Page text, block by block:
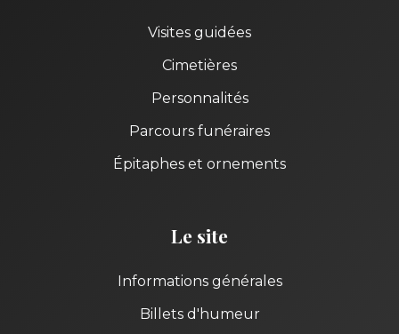
Visites guidées
Cimetières
Personnalités
Parcours funéraires
Épitaphes et ornements
Le site
Informations générales
Billets d'humeur